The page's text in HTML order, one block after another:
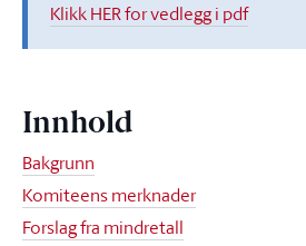
Klikk HER for vedlegg i pdf
Innhold
Bakgrunn
Komiteens merknader
Forslag fra mindretall